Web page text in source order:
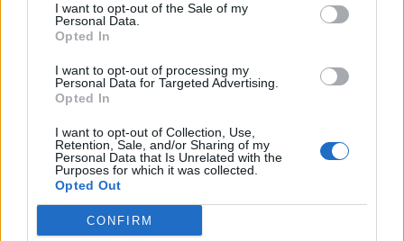
I want to opt-out of the Sale of my
Personal Data.
Opted In
I want to opt-out of processing my
Personal Data for Targeted Advertising.
Opted In
I want to opt-out of Collection, Use,
Retention, Sale, and/or Sharing of my
Personal Data that Is Unrelated with the
Purposes for which it was collected.
Opted Out
CONFIRM
Marchner fyllt 85 år: "Läget
är rätt så huggligt"
med butiken på hemmaplan
NATIVE